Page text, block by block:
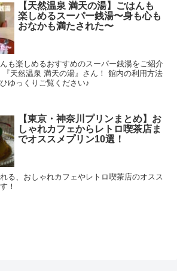
【天然温泉 満天の湯】ごはんも
楽しめるスーパー銭湯〜身も心も
おなかも満たされた〜
も楽しめるおすすめのスーパー銭湯をご紹介
『天然温泉 満天の湯』さん！ 館内の利用方法
ゆっくりご覧ください♪
【東京・神奈川プリンまとめ】お
しゃれカフェからレトロ喫茶店ま
でオススメプリン10選！
る、おしゃれカフェやレトロ喫茶店のオスス
！